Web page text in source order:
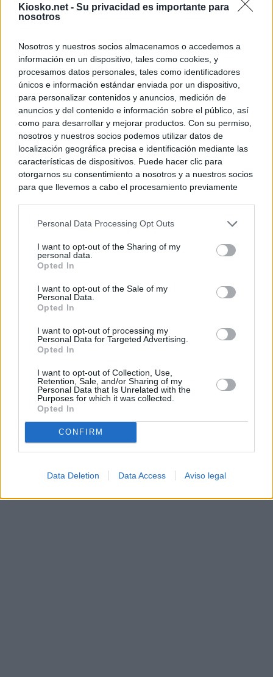
Kiosko.net - Su privacidad es importante para
nosotros
Nosotros y nuestros socios almacenamos o accedemos a
información en un dispositivo, tales como cookies, y
procesamos datos personales, tales como identificadores
únicos e información estándar enviada por un dispositivo,
para personalizar contenidos y anuncios, medición de
anuncios y del contenido e información sobre el público, así
como para desarrollar y mejorar productos. Con su permiso,
nosotros y nuestros socios podemos utilizar datos de
localización geográfica precisa e identificación mediante las
características de dispositivos. Puede hacer clic para
otorgarnos su consentimiento a nosotros y a nuestros socios
para que llevemos a cabo el procesamiento previamente
negar su consentimiento. Tenga en cuenta que algún
de su consentimiento, pero usted tiene el derecho de
rechazar tal procesamiento. Sus preferencias se aplicarán
cualquier momento entrando de nuevo en este sitio web o
visitando nuestra política de privacidad.
Personal Data Processing Opt Outs
I want to opt-out of the Sharing of my
personal data.
Opted In
I want to opt-out of the Sale of my
Personal Data.
Opted In
I want to opt-out of processing my
Personal Data for Targeted Advertising.
Opted In
I want to opt-out of Collection, Use,
Retention, Sale, and/or Sharing of my
Personal Data that Is Unrelated with the
Purposes for which it was collected.
Opted In
CONFIRM
Data Deletion Data Access Aviso legal